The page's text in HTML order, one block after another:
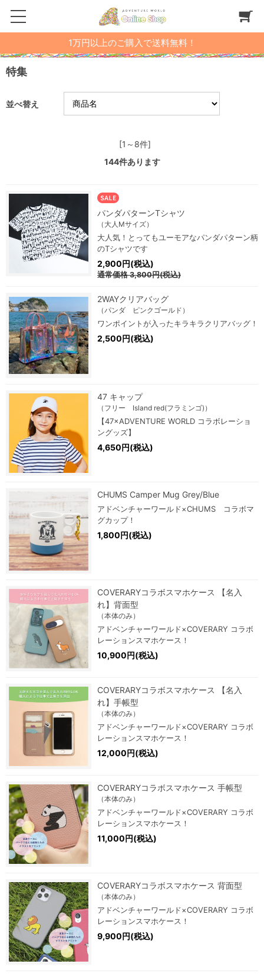
1万円以上のご購入で送料無料！
特集
並べ替え
[1～8件]
144件あります
パンダパターンTシャツ
（大人Mサイズ）
大人気！とってもユーモアなパンダパターン柄
のTシャツです
2,900円(税込)
通常価格3,800円(税込)
2WAYクリアバッグ
（パンダ ピンクゴールド）
ワンポイントが入ったキラキラクリアバッグ！
2,500円(税込)
47 キャップ
（フリー Island red(フラミンゴ)）
【47×ADVENTURE WORLD コラボレーショ
ングッズ】
4,650円(税込)
CHUMS Camper Mug Grey/Blue
アドベンチャーワールド×CHUMS コラボマ
グカップ！
1,800円(税込)
COVERARYコラボスマホケース 【名入
れ】背面型
（本体のみ）
アドベンチャーワールド×COVERARY コラボ
レーションスマホケース！
10,900円(税込)
COVERARYコラボスマホケース 【名入
れ】手帳型
（本体のみ）
アドベンチャーワールド×COVERARY コラボ
レーションスマホケース！
12,000円(税込)
COVERARYコラボスマホケース 手帳型
（本体のみ）
アドベンチャーワールド×COVERARY コラボ
レーションスマホケース！
11,000円(税込)
COVERARYコラボスマホケース 背面型
（本体のみ）
アドベンチャーワールド×COVERARY コラボ
レーションスマホケース！
9,900円(税込)